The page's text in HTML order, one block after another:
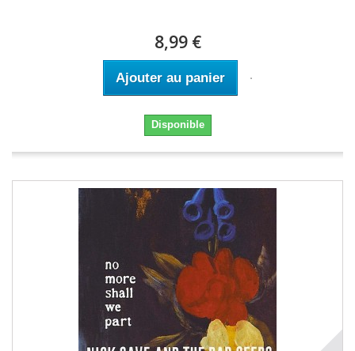
8,99 €
Ajouter au panier
Disponible